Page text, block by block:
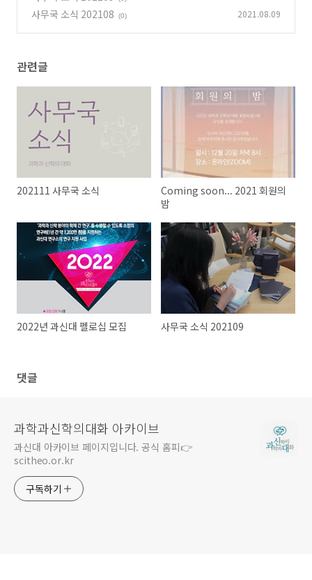
사무국 소식 202108 (0) 2021.08.09
관련글
202111 사무국 소식
Coming soon... 2021 회원의
밤
2022년 과신대 펠로십 모집 사무국 소식 202109
댓글
과학과신학의대화 아카이브
과신대 아카이브 페이지입니다. 공식 홈피👉
scitheo.or.kr
구독하기